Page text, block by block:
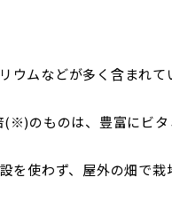
ウムなどが多く含まれて
のものは、豊富にビタ
を使わず、屋外の畑で栽